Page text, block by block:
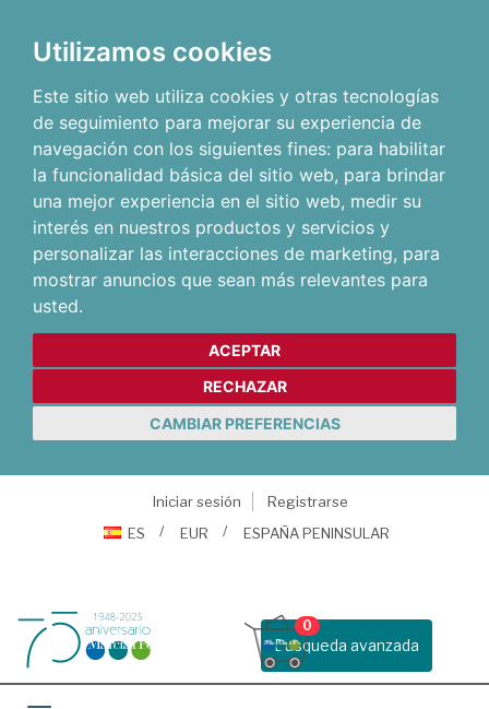
Utilizamos cookies
Este sitio web utiliza cookies y otras tecnologías
de seguimiento para mejorar su experiencia de
navegación con los siguientes fines: para habilitar
la funcionalidad básica del sitio web, para brindar
una mejor experiencia en el sitio web, medir su
interés en nuestros productos y servicios y
personalizar las interacciones de marketing, para
mostrar anuncios que sean más relevantes para
usted.
ACEPTAR
RECHAZAR
CAMBIAR PREFERENCIAS
Iniciar sesión
Registrarse
ES
EUR ESPAÑA PENINSULAR
Busqueda avanzada
0